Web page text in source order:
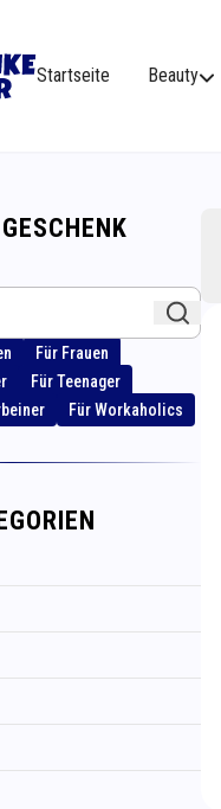
Startseite Beauty
Für Frauen
Für Teenager
Für Workaholics